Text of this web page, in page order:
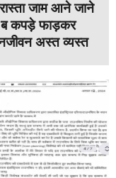
जाम आने जाने
ब कपड़े फाड़कर
अस्त व्यस्त